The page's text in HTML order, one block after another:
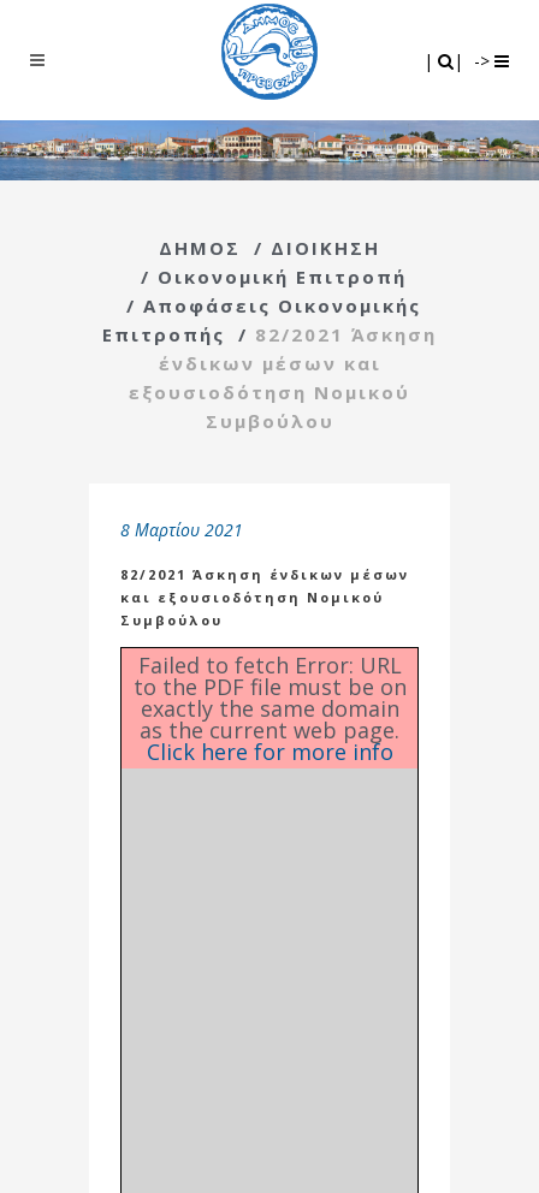
| | ->
ΔΗΜΟΣ / ΔΙΟΙΚΗΣΗ
/ Οικονομική Επιτροπή
/ Αποφάσεις Οικονομικής
Επιτροπής
/ 82/2021 Άσκηση
ένδικων μέσων και
εξουσιοδότηση Νομικού
Συμβούλου
8 Μαρτίου 2021
82/2021 Άσκηση ένδικων μέσων
και εξουσιοδότηση Νομικού
Συμβούλου
Failed to fetch Error: URL
to the PDF file must be on
exactly the same domain
as the current web page.
Click here for more info